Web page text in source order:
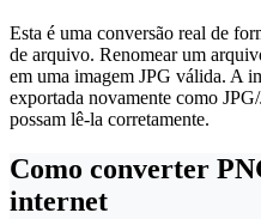
Esta é uma conversão real de
de arquivo. Renomear um
em uma imagem JPG válida. A
exportada novamente como
possam lê-la corretamente.
Como converter
internet